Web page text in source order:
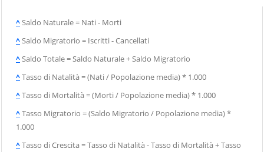
^Saldo Naturale = Nati - Morti
^Saldo Migratorio = Iscritti - Cancellati
^Saldo Totale = Saldo Naturale + Saldo Migratorio
^Tasso di Natalità = (Nati / Popolazione media) * 1.000
^Tasso di Mortalità = (Morti / Popolazione media) * 1.000
^Tasso Migratorio = (Saldo Migratorio / Popolazione media) *
1.000
^Tasso di Crescita = Tasso di Natalità - Tasso di Mortalità + Tasso